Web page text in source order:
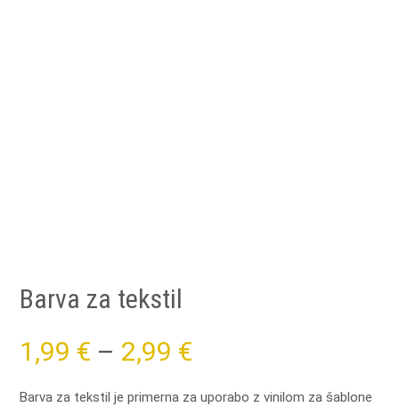
Barva za tekstil
1,99 € – 2,99 €
range:
Barva za tekstil je primerna za uporabo z vinilom za šablone